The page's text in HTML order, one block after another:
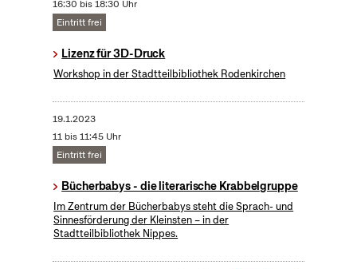
16:30 bis 18:30 Uhr
Eintritt frei
Lizenz für 3D-Druck
Workshop in der Stadtteilbibliothek Rodenkirchen
19.1.2023
11 bis 11:45 Uhr
Eintritt frei
Bücherbabys - die literarische Krabbelgruppe
Im Zentrum der Bücherbabys steht die Sprach- und
Sinnesförderung der Kleinsten – in der
Stadtteilbibliothek Nippes.